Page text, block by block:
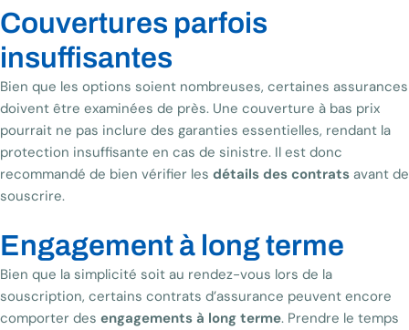
Couvertures parfois
insuffisantes
Bien que les options soient nombreuses, certaines assurances
doivent être examinées de près. Une couverture à bas prix
pourrait ne pas inclure des garanties essentielles, rendant la
protection insuffisante en cas de sinistre. Il est donc
recommandé de bien vérifier les détails des contrats avant de
souscrire.
Engagement à long terme
Bien que la simplicité soit au rendez-vous lors de la
souscription, certains contrats d’assurance peuvent encore
comporter des engagements à long terme. Prendre le temps